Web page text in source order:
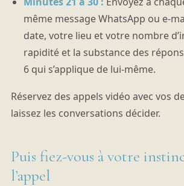
même message WhatsApp ou e-
date, votre lieu et votre nombre
rapidité et la substance des
6 qui s’applique de lui-même.
Réservez des appels vidéo avec vos
laissez les conversations décider.
Puis fiez-vous à votre
l’appel